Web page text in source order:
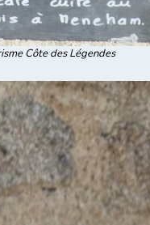
Côte des Légendes